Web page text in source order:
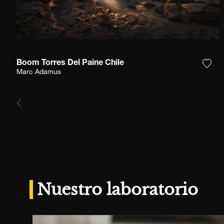
Boom Torres Del Paine Chile
Marc Adamus
Nuestro laboratorio